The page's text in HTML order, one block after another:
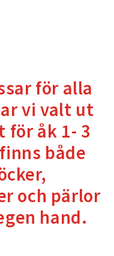
för alla
vi valt ut
åk 1- 3
både
och pärlor
hand.